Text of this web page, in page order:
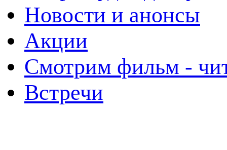
Новости и анонсы
Акции
Смотрим фильм -
Встречи